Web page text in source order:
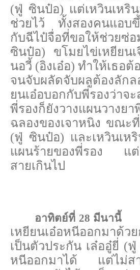
(ฟู่ ซินป๋อ) แต่เหวินเหริ
ช่วยไว้ ทั้งสองคนแอบขึ้
กับฉีไป๋จื่อที่ขอให้ช่วยซ่อ
ซินป๋อ) ขโมยไข่เหยียนเ
นอวี้ (อิงเอ๋อ) ทำให้เธอต้
จนจับผลัดจับผลูต้องลัก
ยนเอ๋อบอกกับพี่รองว่าจ
พี่รองก็ยังวางแผนวางย
ฉลองของเจาหนิง ขณะที่
(ฟู่ ซินป๋อ) และเหวินเห
แผนร้ายของพี่รอง แต่
สายเกินไป
อาทิตย์ที่ 28 มีนานี้
เหยียนเอ๋อหนีออกมาด้ว
เป็นตัวประกัน เล๋ออู๋ยี่ (
หนีออกมาได้ แต่ไม่ส